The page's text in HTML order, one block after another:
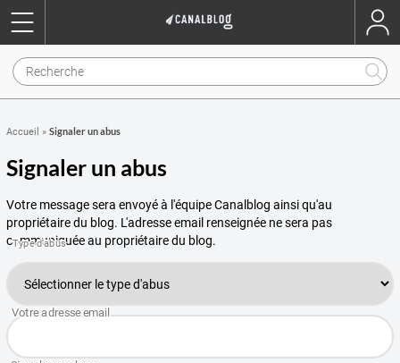
Accueil » Signaler un abus
Signaler un abus
Votre message sera envoyé à l'équipe Canalblog ainsi qu'au
propriétaire du blog. L'adresse email renseignée ne sera pas
communiquée au propriétaire du blog.